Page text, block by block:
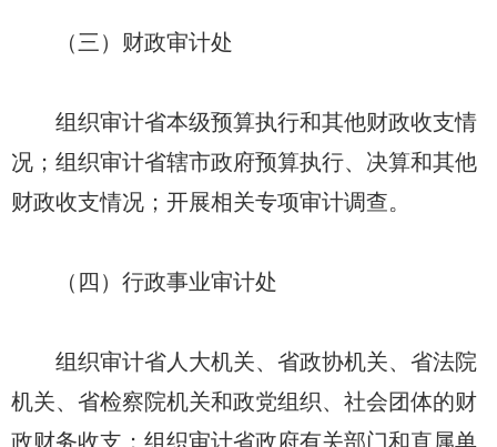
（三）财政审计处
组织审计省本级预算执行和其他财政收支情
况；组织审计省辖市政府预算执行、决算和其他
财政收支情况；开展相关专项审计调查。
（四）行政事业审计处
组织审计省人大机关、省政协机关、省法院
机关、省检察院机关和政党组织、社会团体的财
政财务收支；组织审计省政府有关部门和直属单